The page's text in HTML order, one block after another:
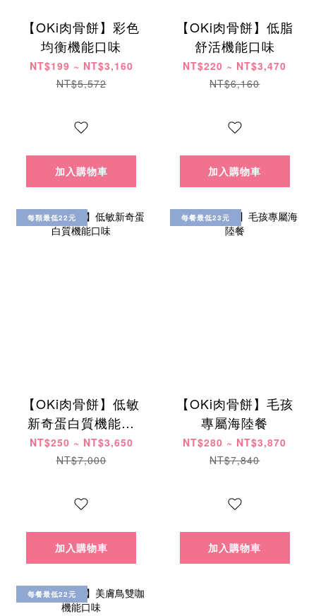
【OKi肉骨餅】彩色
均衡機能口味
NT$199 ~ NT$3,160
NT$5,572
加入購物車
【OKi肉骨餅】低脂
舒活機能口味
NT$220 ~ NT$3,470
NT$6,160
加入購物車
每顆最低22元
【OKi肉骨餅】低敏
新奇蛋白質機能口
味
NT$250 ~ NT$3,650
NT$7,000
加入購物車
每餐最低23元
【OKi肉骨餅】毛孩
專屬海陸餐
NT$280 ~ NT$3,870
NT$7,840
加入購物車
每餐最低22元